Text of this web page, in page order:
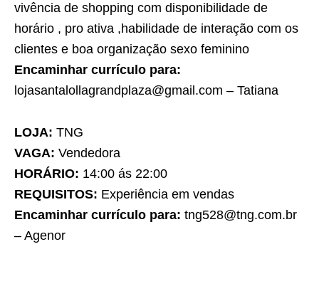
vivência de shopping com disponibilidade de
horário , pro ativa ,habilidade de interação com os
clientes e boa organização sexo feminino
Encaminhar currículo para:
lojasantalollagrandplaza@gmail.com – Tatiana
LOJA: TNG
VAGA: Vendedora
HORÁRIO: 14:00 ás 22:00
REQUISITOS: Experiência em vendas
Encaminhar currículo para: tng528@tng.com.br
– Agenor